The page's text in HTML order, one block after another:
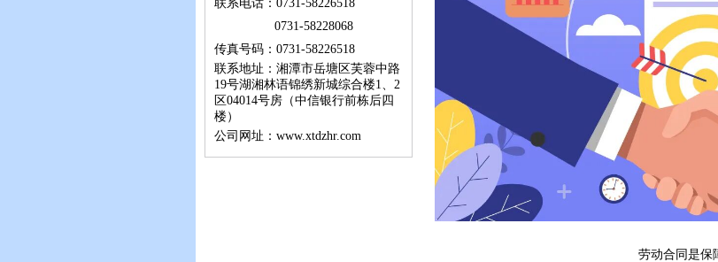
联系电话：0731-58226518
0731-58228068
传真号码：0731-58226518
联系地址：湘潭市岳塘区芙蓉中路
19号湖湘林语锦绣新城综合楼1、2
区04014号房（中信银行前栋后四
楼）
公司网址：www.xtdzhr.com
劳动合同是保